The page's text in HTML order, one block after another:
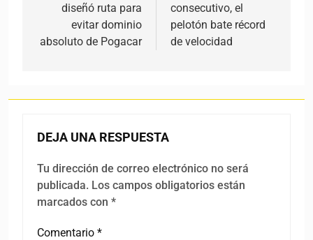
diseñó ruta para
evitar dominio
absoluto de Pogacar
consecutivo, el
pelotón bate récord
de velocidad
DEJA UNA RESPUESTA
Tu dirección de correo electrónico no será
publicada. Los campos obligatorios están
marcados con *
Comentario *